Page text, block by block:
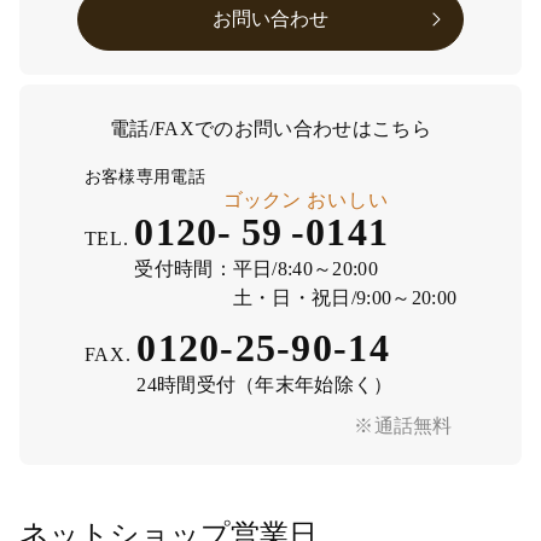
お問い合わせ
電話/FAXでのお問い合わせはこちら
※通話無料
お客様専用電話
TEL. 0120- 59
ゴックン
-0141
おいしい
受付時間： 平日/8:40～20:00
土・日・祝日/9:00～20:00
FAX. 0120-25-90-14
24時間受付（年末年始除く）
ネットショップ営業日